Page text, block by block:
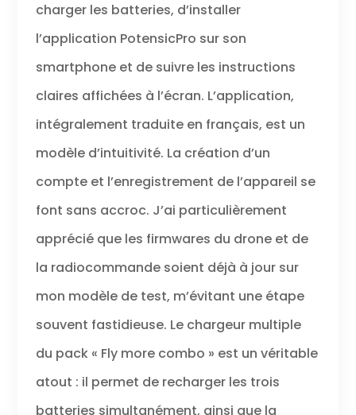
charger les batteries, d’installer
l’application PotensicPro sur son
smartphone et de suivre les instructions
claires affichées à l’écran. L’application,
intégralement traduite en français, est un
modèle d’intuitivité. La création d’un
compte et l’enregistrement de l’appareil se
font sans accroc. J’ai particulièrement
apprécié que les firmwares du drone et de
la radiocommande soient déjà à jour sur
mon modèle de test, m’évitant une étape
souvent fastidieuse. Le chargeur multiple
du pack « Fly more combo » est un véritable
atout : il permet de recharger les trois
batteries simultanément, ainsi que la